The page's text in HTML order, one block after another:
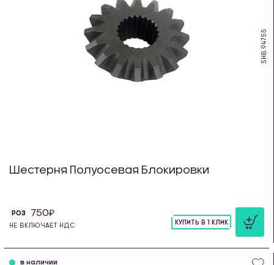
SHB.94755
Шестерня Полуосевая Блокировки
РОЗ 750
НЕ ВКЛЮЧАЕТ НДС
КУПИТЬ В 1 КЛИК
в наличии